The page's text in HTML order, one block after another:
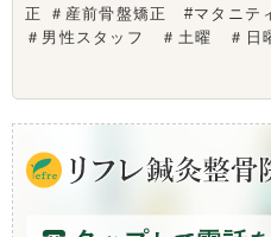
正 ＃産前骨盤矯正 #マタニ
＃男性スタッフ ＃土曜 ＃日